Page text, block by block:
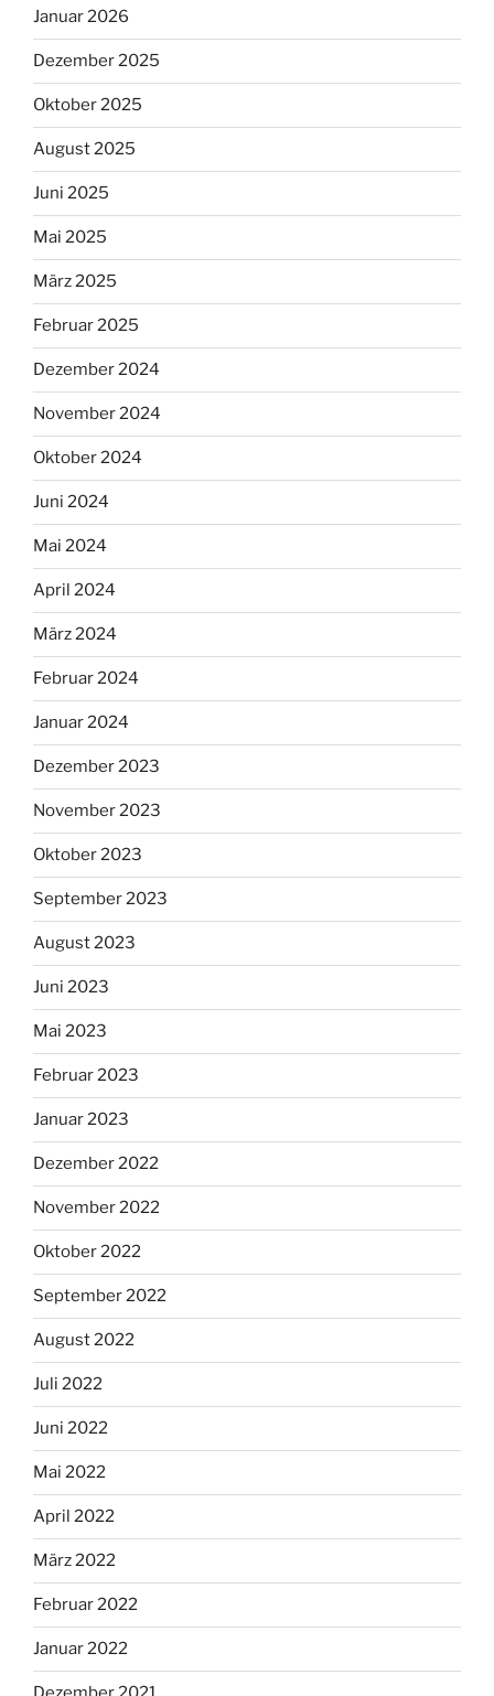
Januar 2026
Dezember 2025
Oktober 2025
August 2025
Juni 2025
Mai 2025
März 2025
Februar 2025
Dezember 2024
November 2024
Oktober 2024
Juni 2024
Mai 2024
April 2024
März 2024
Februar 2024
Januar 2024
Dezember 2023
November 2023
Oktober 2023
September 2023
August 2023
Juni 2023
Mai 2023
Februar 2023
Januar 2023
Dezember 2022
November 2022
Oktober 2022
September 2022
August 2022
Juli 2022
Juni 2022
Mai 2022
April 2022
März 2022
Februar 2022
Januar 2022